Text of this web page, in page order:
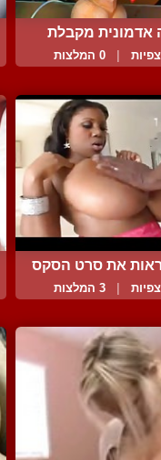
אדמונית מקבלת
מחרוז...
0 המלצות
את סרט הסקס
ה...
3 המלצות